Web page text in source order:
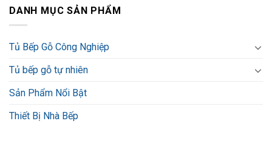
DANH MỤC SẢN PHẨM
Tủ Bếp Gỗ Công Nghiệp
Tủ bếp gỗ tự nhiên
Sản Phẩm Nổi Bật
Thiết Bị Nhà Bếp